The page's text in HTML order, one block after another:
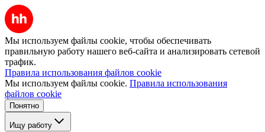
Мы используем файлы cookie, чтобы обеспечивать
правильную работу нашего веб-сайта и анализировать сетевой
трафик.
Правила использования файлов cookie
Мы используем файлы cookie. Правила использования
файлов cookie
Понятно
Ищу работу